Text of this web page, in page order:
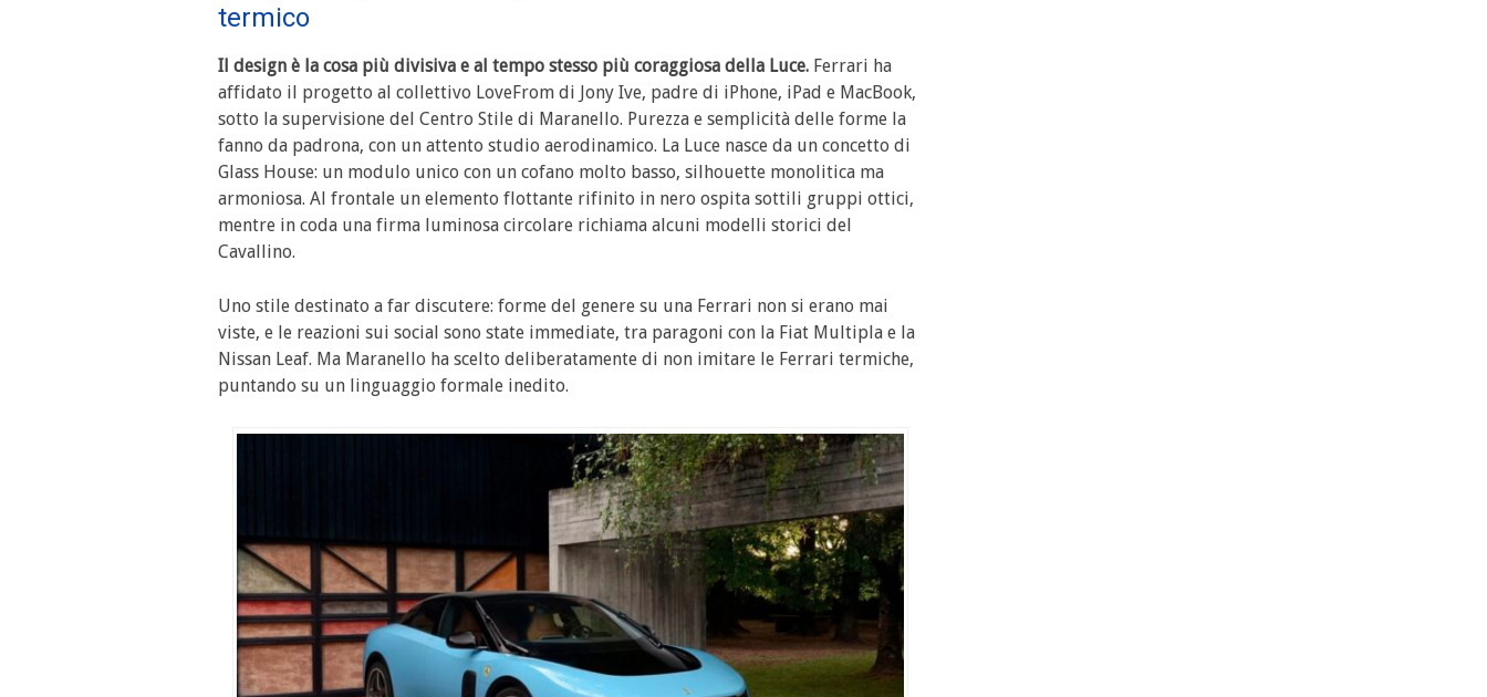
termico
Il design è la cosa più divisiva e al tempo stesso più coraggiosa della Luce. Ferrari ha
affidato il progetto al collettivo LoveFrom di Jony Ive, padre di iPhone, iPad e MacBook,
sotto la supervisione del Centro Stile di Maranello. Purezza e semplicità delle forme la
fanno da padrona, con un attento studio aerodinamico. La Luce nasce da un concetto di
Glass House: un modulo unico con un cofano molto basso, silhouette monolitica ma
armoniosa. Al frontale un elemento flottante rifinito in nero ospita sottili gruppi ottici,
mentre in coda una firma luminosa circolare richiama alcuni modelli storici del
Cavallino.
Uno stile destinato a far discutere: forme del genere su una Ferrari non si erano mai
viste, e le reazioni sui social sono state immediate, tra paragoni con la Fiat Multipla e la
Nissan Leaf. Ma Maranello ha scelto deliberatamente di non imitare le Ferrari termiche,
puntando su un linguaggio formale inedito.